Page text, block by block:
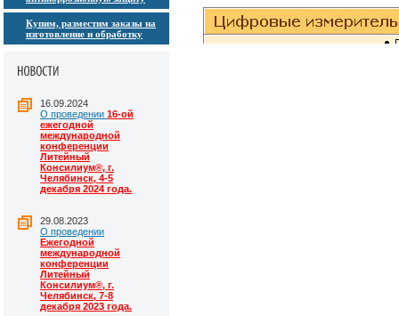
Купим, разместим заказы на
изготовление и обработку
16.09.2024
О проведении 16-ой
ежегодной
международной
конференции
Литейный
Консилиум®, г.
Челябинск, 4-5
декабря 2024 года.
29.08.2023
О проведении
Ежегодной
международной
конференции
Литейный
Консилиум®, г.
Челябинск, 7-8
декабря 2023 года.